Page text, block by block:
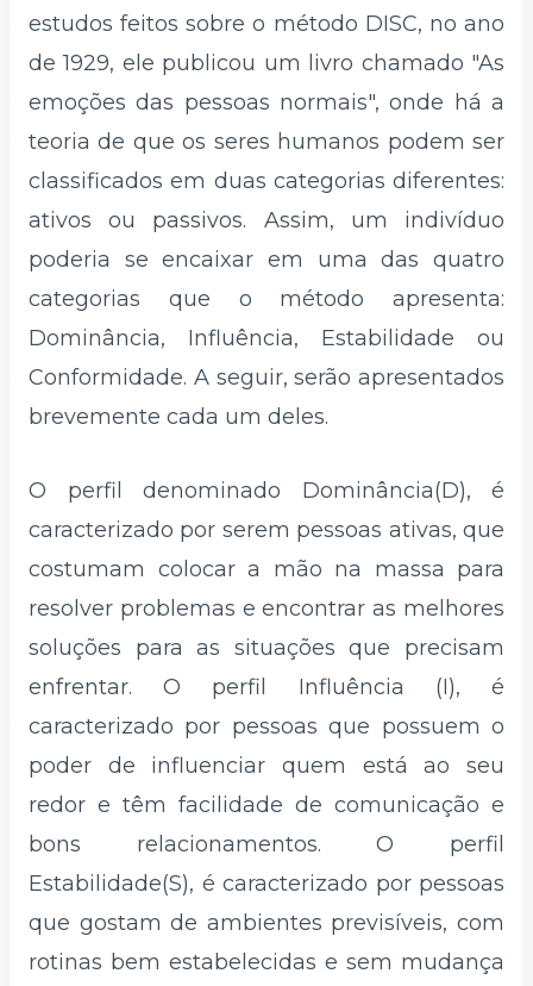
estudos feitos sobre o método DISC, no ano
de 1929, ele publicou um livro chamado "As
emoções das pessoas normais", onde há a
teoria de que os seres humanos podem ser
classificados em duas categorias diferentes:
ativos ou passivos. Assim, um indivíduo
poderia se encaixar em uma das quatro
categorias que o método apresenta:
Dominância, Influência, Estabilidade ou
Conformidade. A seguir, serão apresentados
brevemente cada um deles.
O perfil denominado Dominância(D), é
caracterizado por serem pessoas ativas, que
costumam colocar a mão na massa para
resolver problemas e encontrar as melhores
soluções para as situações que precisam
enfrentar. O perfil Influência (I), é
caracterizado por pessoas que possuem o
poder de influenciar quem está ao seu
redor e têm facilidade de comunicação e
bons relacionamentos. O perfil
Estabilidade(S), é caracterizado por pessoas
que gostam de ambientes previsíveis, com
rotinas bem estabelecidas e sem mudança